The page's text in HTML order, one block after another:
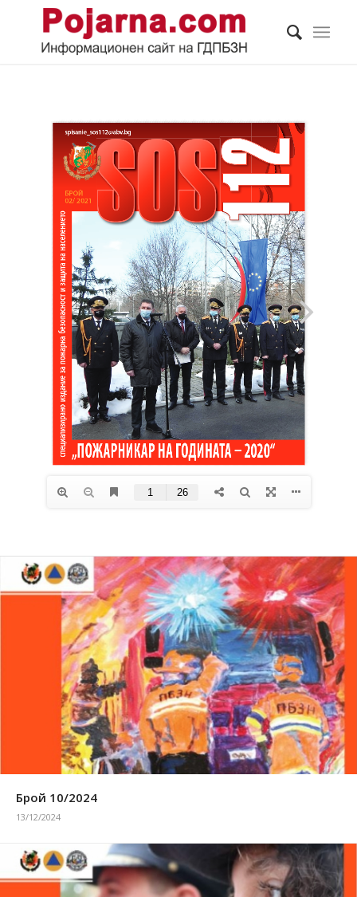
Брой 10/2024
13/12/2024